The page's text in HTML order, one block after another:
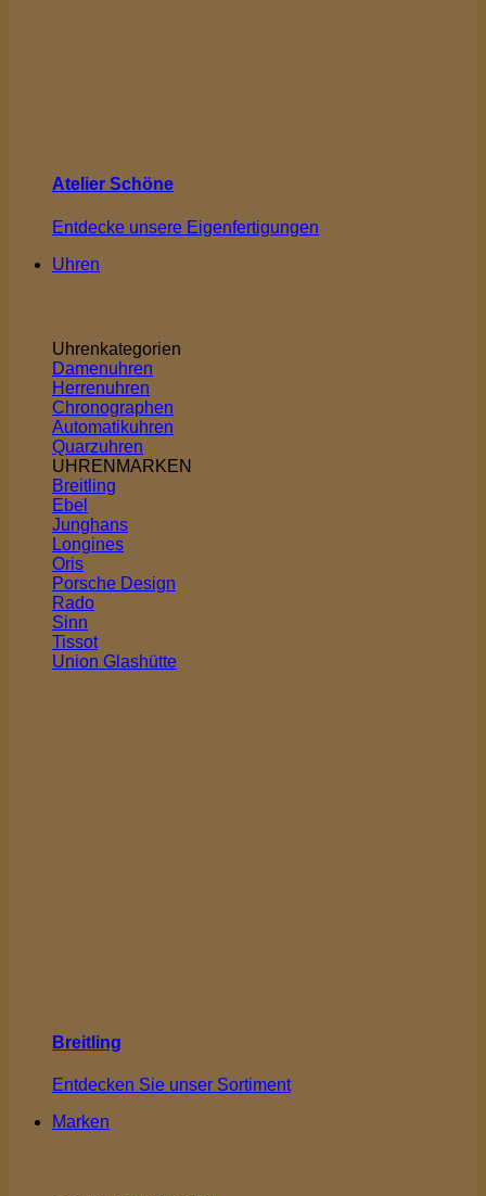
Atelier Schöne
Entdecke unsere Eigenfertigungen
Uhren
Uhrenkategorien
Damenuhren
Herrenuhren
Chronographen
Automatikuhren
Quarzuhren
UHRENMARKEN
Breitling
Ebel
Junghans
Longines
Oris
Porsche Design
Rado
Sinn
Tissot
Union Glashütte
Breitling
Entdecken Sie unser Sortiment
Marken